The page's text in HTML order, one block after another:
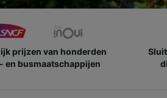
prijzen van honderden
en busmaatschappijen